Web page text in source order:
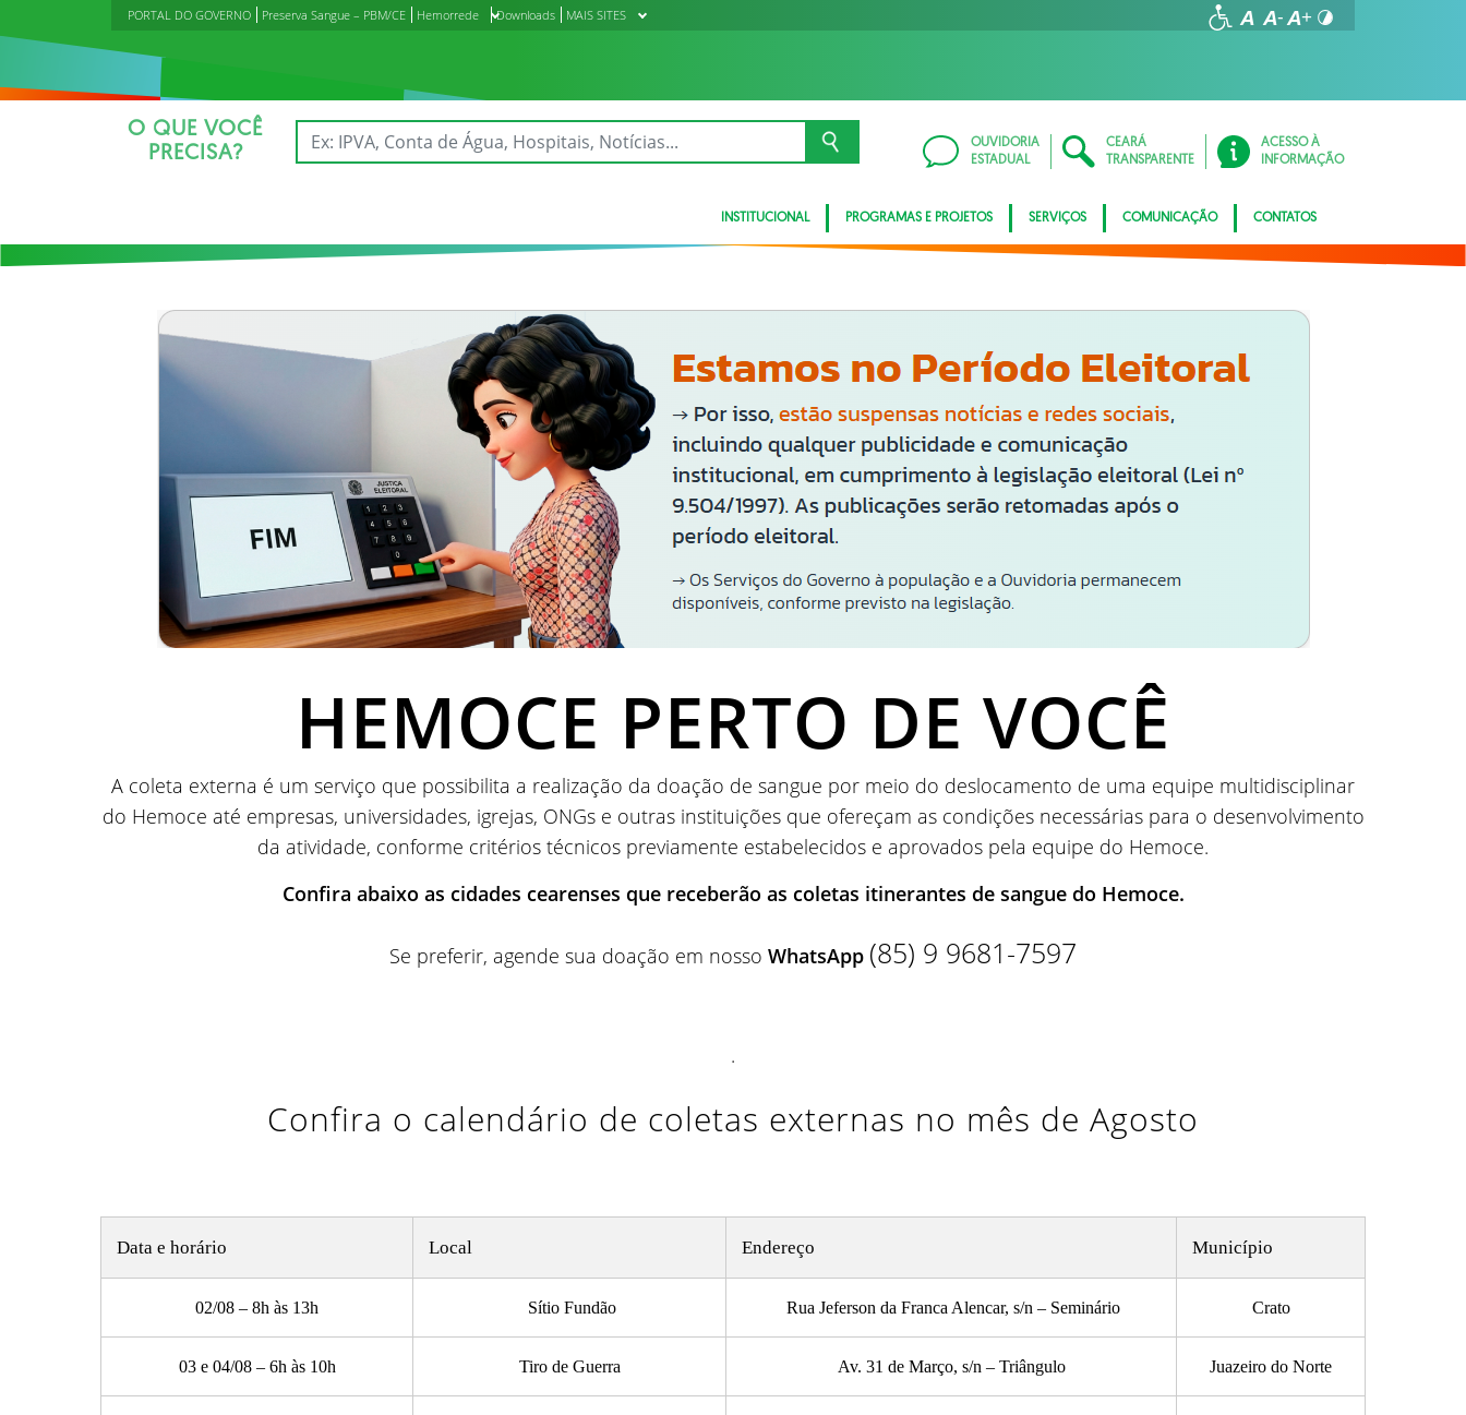
PORTAL DO GOVERNO Preserva Sangue – PBM/CE Hemorrede Downloads MAIS SITES
O QUE VOCÊ
PRECISA?
OUVIDORIA
ESTADUAL
CEARÁ
TRANSPARENTE
ACESSO À
INFORMAÇÃO
INSTITUCIONAL PROGRAMAS E PROJETOS SERVIÇOS COMUNICAÇÃO CONTATOS
HEMOCE PERTO DE VOCÊ
A coleta externa é um serviço que possibilita a realização da doação de sangue por meio do deslocamento de uma equipe multidisciplinar
do Hemoce até empresas, universidades, igrejas, ONGs e outras instituições que ofereçam as condições necessárias para o desenvolvimento
da atividade, conforme critérios técnicos previamente estabelecidos e aprovados pela equipe do Hemoce.
Confira abaixo as cidades cearenses que receberão as coletas itinerantes de sangue do Hemoce.
Se preferir, agende sua doação em nosso WhatsApp (85) 9 9681-7597
.
Confira o calendário de coletas externas no mês de Agosto
Data e horário Local Endereço Município
02/08 – 8h às 13h Sítio Fundão Rua Jeferson da Franca Alencar, s/n – Seminário Crato
03 e 04/08 – 6h às 10h Tiro de Guerra Av. 31 de Março, s/n – Triângulo Juazeiro do Norte